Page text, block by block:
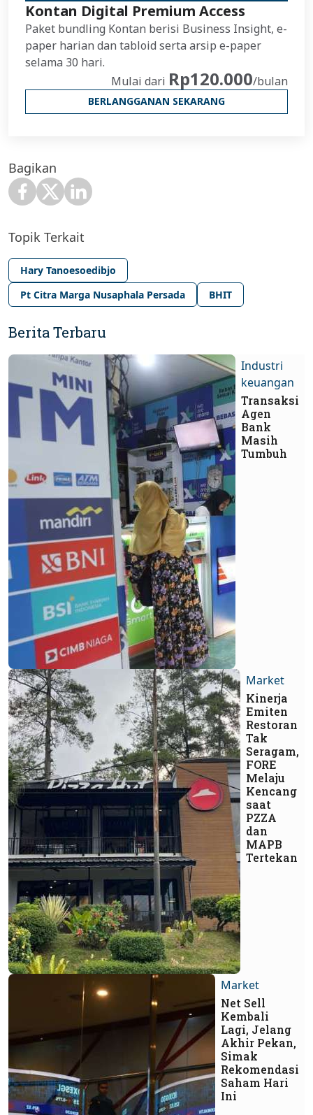
Kontan Digital Premium Access
Paket bundling Kontan berisi Business Insight, e-
paper harian dan tabloid serta arsip e-paper
selama 30 hari.
Mulai dari Rp120.000/bulan
BERLANGGANAN SEKARANG
Bagikan
Topik Terkait
Hary Tanoesoedibjo
Pt Citra Marga Nusaphala Persada
BHIT
Berita Terbaru
Industri
keuangan
Transaksi
Agen
Bank
Masih
Tumbuh
Market
Kinerja
Emiten
Restoran
Tak
Seragam,
FORE
Melaju
Kencang
saat
PZZA
dan
MAPB
Tertekan
Market
Net Sell
Kembali
Lagi, Jelang
Akhir Pekan,
Simak
Rekomendasi
Saham Hari
Ini